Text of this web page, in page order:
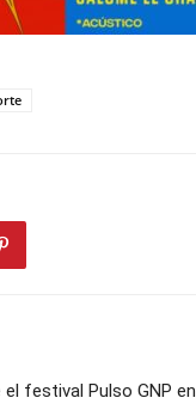
festival Pulso GNP en